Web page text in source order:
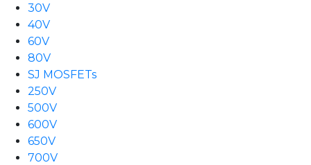
30V
40V
60V
80V
SJ MOSFETs
250V
500V
600V
650V
700V